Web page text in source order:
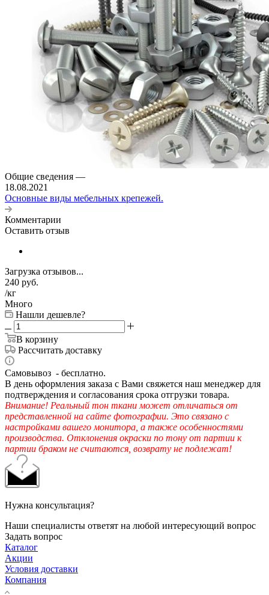
Общие сведения —
18.08.2021
Основные виды мебельных крепежей.
Комментарии
Оставить отзыв
Загрузка отзывов...
240 руб.
/кг
Много
Нашли дешевле?
В корзину
Рассчитать доставку
Самовывоз - бесплатно.
В день оформления заказа с Вами свяжется наш менеджер для
подтверждения и согласования срока отгрузки товара.
Внимание! Реальный тон ткани может отличаться от
представленной на сайте фотографии. Это связано с
настройками вашего монитора, а также особенностями
производства. Отклонения окраски по тону от партии к
партии браком не считаются, возврату не подлежат!
Нужна консультация?
Наши специалисты ответят на любой интересующий вопрос
Задать вопрос
Каталог
Акции
Условия доставки
Компания